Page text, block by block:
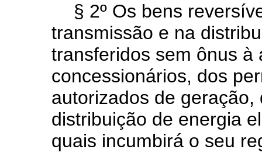
§ 2º Os bens
transmissão e na
transferidos sem ônus à
concessionários, dos
autorizados de
distribuição de energia
quais incumbirá o seu